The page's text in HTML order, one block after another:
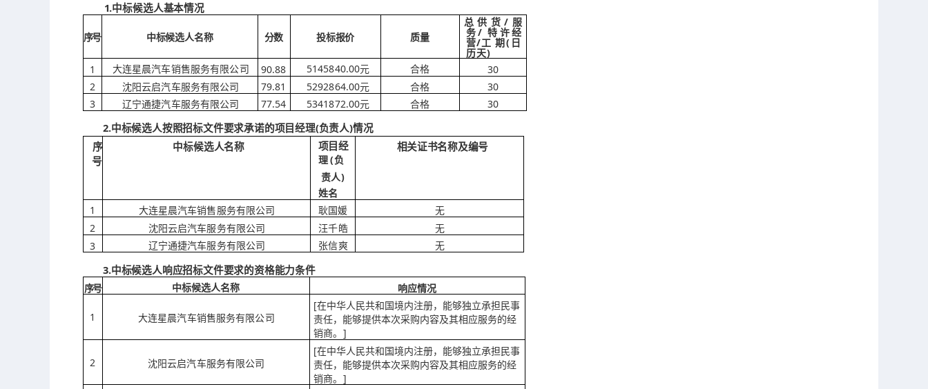
1.中标候选人基本情况
序号 中标候选人名称 分数 投标报价 质量
总供货/服
务/ 特许经
营/工 期(日
历天)
1
大连星晨汽车销售服务有限公司 90.88 5145840.00元 合格
30
2
沈阳云启汽车服务有限公司 79.81 5292864.00元 合格
30
3
辽宁通捷汽车服务有限公司 77.54 5341872.00元 合格 30
2.中标候选人按照招标文件要求承诺的项目经理(负责人)情况
序
号
中标候选人名称 项目经
理 (负
责人)
姓名
相关证书名称及编号
1 大连星晨汽车销售服务有限公司 耿国媛 无
2 沈阳云启汽车服务有限公司 汪千皓 无
3 辽宁通捷汽车服务有限公司 张信爽 无
3.中标候选人响应招标文件要求的资格能力条件
序号 中标候选人名称 响应情况
1 大连星晨汽车销售服务有限公司
[在中华人民共和国境内注册，能够独立承担民事
责任，能够提供本次采购内容及其相应服务的经
销商。]
2 沈阳云启汽车服务有限公司
[在中华人民共和国境内注册，能够独立承担民事
责任，能够提供本次采购内容及其相应服务的经
销商。]